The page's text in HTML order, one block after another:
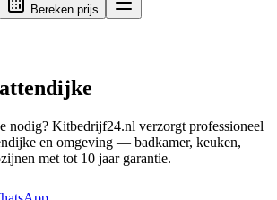
Bereken prijs
nodig? Kitbedrijf24.nl verzorgt professioneel
en omgeving — badkamer, keuken,
met tot 10 jaar garantie.